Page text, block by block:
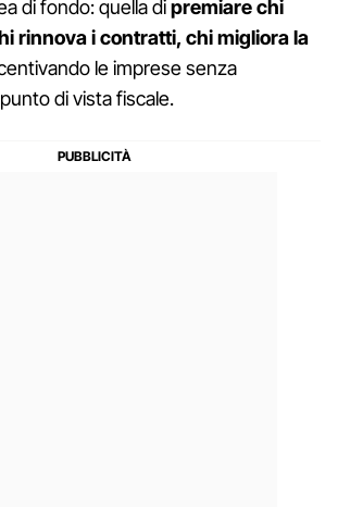
di fondo: quella dipremiare chi
rinnova i contratti, chi migliora la
le imprese senza
di vista fiscale.